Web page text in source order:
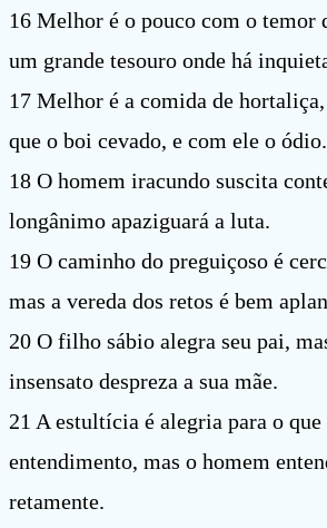
16 Melhor é o pouco com o temor
um grande tesouro onde há
17 Melhor é a comida de
que o boi cevado, e com ele o ódio.
18 O homem iracundo suscita
longânimo apaziguará a luta.
19 O caminho do preguiçoso é
mas a vereda dos retos é bem
20 O filho sábio alegra seu pai,
insensato despreza a sua mãe.
21 A estultícia é alegria para o que
entendimento, mas o homem
retamente.